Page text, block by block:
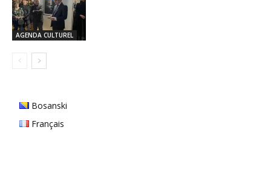
AGENDA CULTUREL
Bosanski
Français